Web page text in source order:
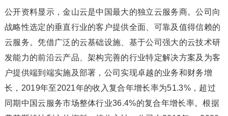
公开资料显示，金山云是中国最大的独立云服务商。公司向
战略性选定的垂直行业的客户提供全面、可靠及值得信赖的
云服务。凭借广泛的云基础设施、基于公司强大的云技术研
发能力的前沿云产品、架构完善的行业特定解决方案及为客
户提供端到端实施及部署，公司实现卓越的业务和财务增
长，2019年至2021年的收入复合年增长率为51.3%，超过
同期中国云服务市场整体行业36.4%的复合年增长率。根据